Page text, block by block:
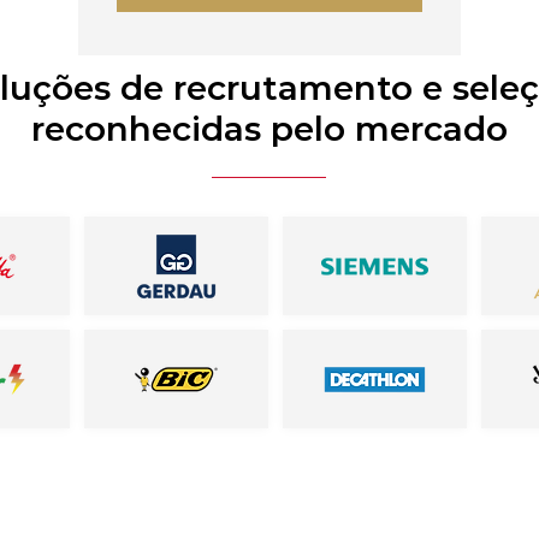
de recrutamento e
reconhecidas pelo mercado